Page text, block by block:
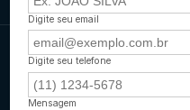
Digite seu email
Digite seu telefone
Mensagem